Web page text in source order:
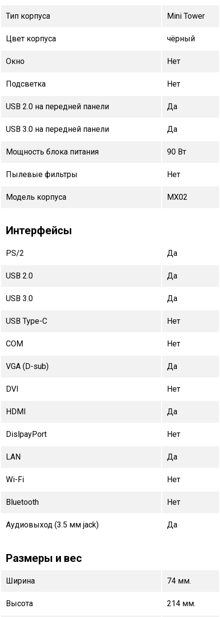
Тип корпуса Mini Tower
Цвет корпуса чёрный
Окно Нет
Подсветка Нет
USB 2.0 на передней панели Да
USB 3.0 на передней панели Да
Мощность блока питания 90 Вт
Пылевые фильтры Нет
Модель корпуса MX02
Интерфейсы
PS/2 Да
USB 2.0 Да
USB 3.0 Да
USB Type-C Нет
COM Нет
VGA (D-sub) Да
DVI Нет
HDMI Да
DislpayPort Нет
LAN Да
Wi-Fi Нет
Bluetooth Нет
Аудиовыход (3.5 мм jack) Да
Размеры и вес
Ширина 74 мм.
Высота 214 мм.